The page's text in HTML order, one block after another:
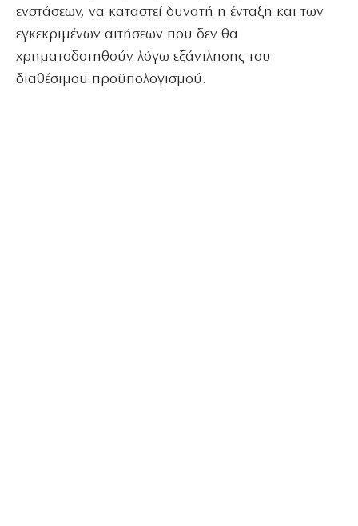
ενστάσεων, να καταστεί δυνατή η ένταξη και των
εγκεκριμένων αιτήσεων που δεν θα
χρηματοδοτηθούν λόγω εξάντλησης του
διαθέσιμου προϋπολογισμού.